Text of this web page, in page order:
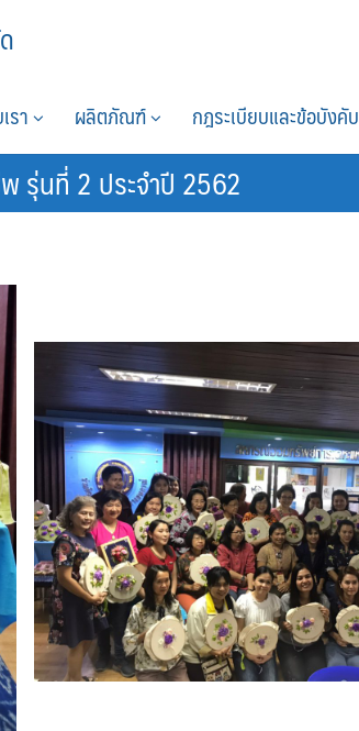
รา ผลิตภัณฑ์ กฎระเบียบและข้อบังคับ
รุ่นที่ 2 ประจำปี 2562